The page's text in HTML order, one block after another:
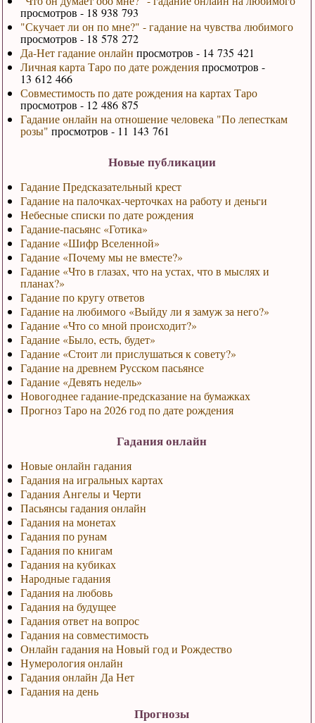
просмотров - 18 938 793
"Скучает ли он по мне?" - гадание на чувства любимого
просмотров - 18 578 272
Да-Нет гадание онлайн просмотров - 14 735 421
Личная карта Таро по дате рожденияпросмотров -
13 612 466
Совместимость по дате рождения на картах Таро
просмотров - 12 486 875
Гадание онлайн на отношение человека "По лепесткам
розы" просмотров - 11 143 761
Новые публикации
Гадание Предсказательный крест
Гадание на палочках-черточках на работу и деньги
Небесные списки по дате рождения
Гадание-пасьянс «Готика»
Гадание «Шифр Вселенной»
Гадание «Почему мы не вместе?»
Гадание «Что в глазах, что на устах, что в мыслях и
планах?»
Гадание по кругу ответов
Гадание на любимого «Выйду ли я замуж за него?»
Гадание «Что со мной происходит?»
Гадание «Было, есть, будет»
Гадание «Стоит ли прислушаться к совету?»
Гадание на древнем Русском пасьянсе
Гадание «Девять недель»
Новогоднее гадание-предсказание на бумажках
Прогноз Таро на 2026 год по дате рождения
Гадания онлайн
Новые онлайн гадания
Гадания на игральных картах
Гадания Ангелы и Черти
Пасьянсы гадания онлайн
Гадания на монетах
Гадания по рунам
Гадания по книгам
Гадания на кубиках
Народные гадания
Гадания на любовь
Гадания на будущее
Гадания ответ на вопрос
Гадания на совместимость
Онлайн гадания на Новый год и Рождество
Нумерология онлайн
Гадания онлайн Да Нет
Гадания на день
Прогнозы